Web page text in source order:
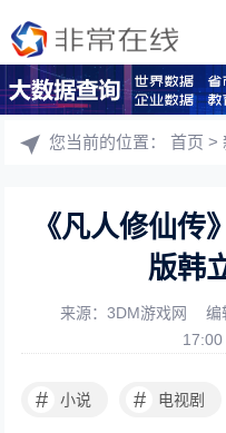
您当前的位置：首页 >
《凡人修仙传
版韩
来源：3DM游戏网 编
17:00
# 小说 # 电视剧